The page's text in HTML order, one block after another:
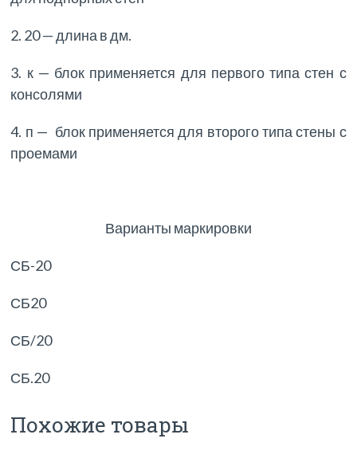
2. 20 — длина в дм.
3. к — блок применяется для первого типа стен с
консолями
4. п — блок применяется для второго типа стены с
проемами
Варианты маркировки
СБ-20
СБ20
СБ/20
СБ.20
Похожие товары